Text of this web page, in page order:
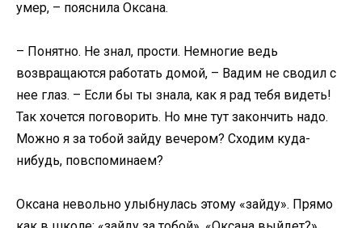
умер, – пояснила Оксана.
– Понятно. Не знал, прости. Немногие ведь
возвращаются работать домой, – Вадим не сводил с
нее глаз. – Если бы ты знала, как я рад тебя видеть!
Так хочется поговорить. Но мне тут закончить надо.
Можно я за тобой зайду вечером? Сходим куда-
нибудь, повспоминаем?
Оксана невольно улыбнулась этому «зайду». Прямо